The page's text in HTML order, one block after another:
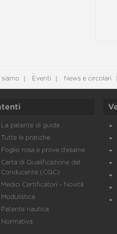
siamo Eventi News e circolari
La patente di guida
Tutte le pratiche
Foglio rosa e prove d’esame
Carta di Qualificazione del
Conducente (CQC)
Medici Certificatori - Novità
Modulistica
Patente nautica
Normativa